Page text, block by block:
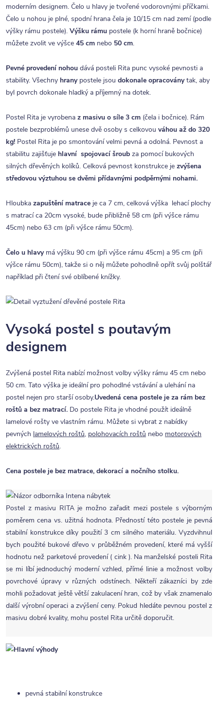
moderním designem. Čelo u hlavy je tvořené vodorovnými příčkami.
Čelo u nohou je plné, spodní hrana čela je 10/15 cm nad zemí (podle
výšky rámu postele). Výšku rámu postele (k horní hraně bočnice)
můžete zvolit ve výšce 45 cm nebo 50 cm.
Pevné provedení nohou dává posteli Rita punc vysoké pevnosti a
stability. Všechny hranypostele jsou dokonale opracoványtak, aby
byl povrch dokonale hladký a příjemný na dotek.
Postel Rita je vyrobena z masivu o síle 3 cm (čela i bočnice). Rám
postele bezproblémů unese dvě osoby s celkovou váhou až do 320
kg! Postel Rita je po smontování velmi pevná a odolná. Pevnost a
stabilitu zajišťuje hlavní spojovací šroub za pomocí bukových
silných dřevěných kolíků. Celková pevnost konstrukce je zvýšena
středovou výztuhou se dvěmi přídavnými podpěrnými nohami.
Hloubka zapuštění matrace je ca 7 cm, celková výška lehací plochy
s matrací ca 20cm vysoké, bude přibližně 58 cm (při výšce rámu
45cm) nebo 63 cm (při výšce rámu 50cm).
Čelo u hlavymá výšku 90 cm (při výšce rámu 45cm) a 95 cm (při
výšce rámu 50cm), takže si o něj můžete pohodlně opřít svůj polštář
například při čtení své oblíbené knížky.
Vysoká postel s poutavým
designem
Zvýšená postel Rita nabízí možnost volby výšky rámu 45 cm nebo
50 cm. Tato výška je ideální pro pohodlné vstávání a ulehání na
postel nejen pro starší osoby.Uvedená cena postele je za rám bez
roštů a bez matrací. Do postele Rita je vhodné použít ideálně
lamelové rošty ve vlastním rámu. Můžete si vybrat z nabídky
pevných lamelových roštů, polohovacích roštů nebo motorových
elektrických roštů.
Cena postele je bez matrace, dekorací a nočního stolku.
Postel z masivu RITA je možno zařadit mezi postele s výborným
poměrem cena vs. užitná hodnota. Předností této postele je pevná
stabilní konstrukce díky použití 3 cm silného materiálu. Vyzdvihnul
bych použité bukové dřevo v průběžném provedení, které má vyšší
hodnotu než parketové provedení ( cink ). Na manželské posteli Rita
se mi líbí jednoduchý moderní vzhled, přímé linie a možnost volby
povrchové úpravy v různých odstínech. Někteří zákazníci by zde
mohli požadovat ještě větší zakulacení hran, což by však znamenalo
další výrobní operaci a zvýšení ceny. Pokud hledáte pevnou postel z
masivu dobré kvality, mohu postel Rita určitě doporučit.
pevná stabilní konstrukce